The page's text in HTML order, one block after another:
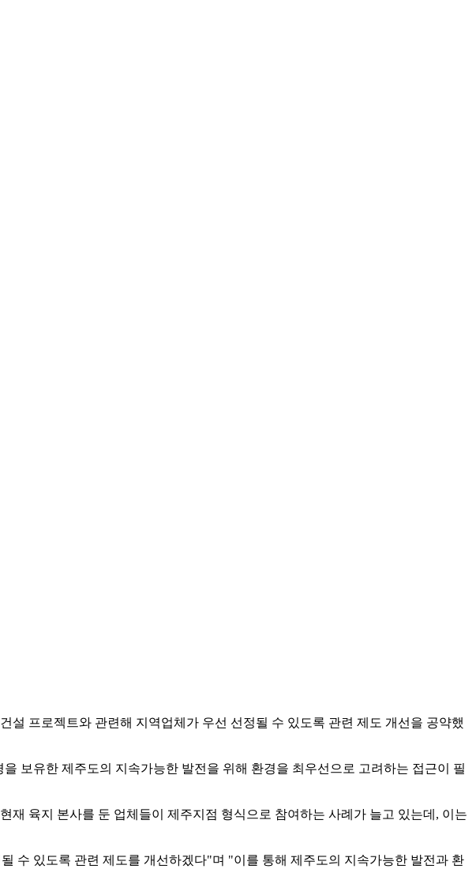
프로젝트와 관련해 지역업체가 우선 선정될 수 있도록 관련 제도 개선을 공약했
보유한 제주도의 지속가능한 발전을 위해 환경을 최우선으로 고려하는 접근이 필
육지 본사를 둔 업체들이 제주지점 형식으로 참여하는 사례가 늘고 있는데, 이는
수 있도록 관련 제도를 개선하겠다"며 "이를 통해 제주도의 지속가능한 발전과 환